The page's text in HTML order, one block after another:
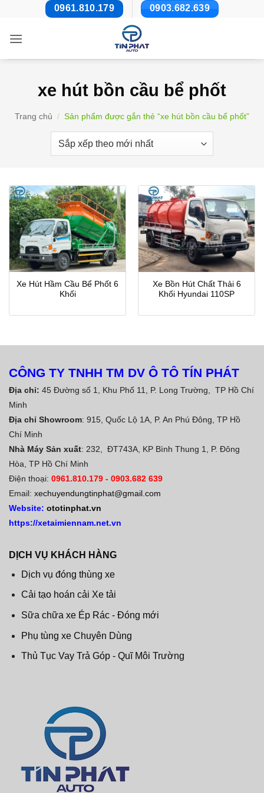
nội
0961.810.179 0903.682.639
xe hút bồn cầu bể phốt
Trang chủ / Sản phẩm được gắn thẻ “xe hút bồn cầu bể phốt”
Xe Hút Hầm Cầu Bể Phốt 6
Khối
Xe Bồn Hút Chất Thải 6
Khối Hyundai 110SP
CÔNG TY TNHH TM DV Ô TÔ TÍN PHÁT
Địa chỉ: 45 Đường số 1, Khu Phố 11, P. Long Trường, TP Hồ Chí
Minh
Địa chỉ Showroom: 915, Quốc Lộ 1A, P. An Phú Đông, TP Hồ
Chí Minh
Nhà Máy Sản xuất: 232, ĐT743A, KP Bình Thung 1, P. Đông
Hòa, TP Hồ Chí Minh
Điện thoại: 0961.810.179 - 0903.682 639
Email: xechuyendungtinphat@gmail.com
Website: ototinphat.vn
https://xetaimiennam.net.vn
DỊCH VỤ KHÁCH HÀNG
Dịch vụ đóng thùng xe
Cải tạo hoán cải Xe tải
Sữa chữa xe Ép Rác - Đóng mới
Phụ tùng xe Chuyên Dùng
Thủ Tục Vay Trả Góp - Quĩ Môi Trường